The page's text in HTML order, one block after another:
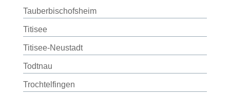
Tauberbischofsheim
Titisee
Titisee-Neustadt
Todtnau
Trochtelfingen